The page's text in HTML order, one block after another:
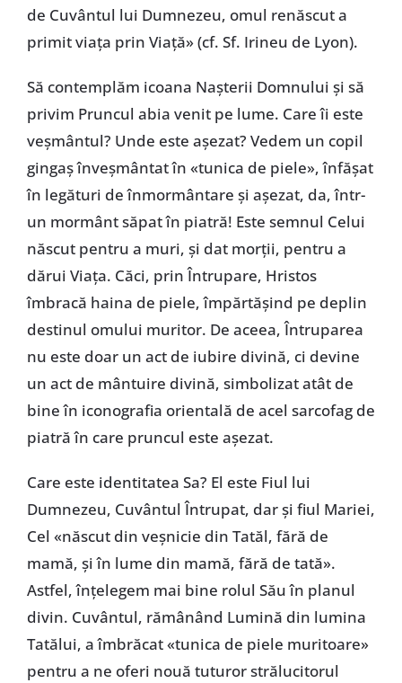
de Cuvântul lui Dumnezeu, omul renăscut a
primit viața prin Viață» (cf. Sf. Irineu de Lyon).
Să contemplăm icoana Nașterii Domnului și să
privim Pruncul abia venit pe lume. Care îi este
veșmântul? Unde este așezat? Vedem un copil
gingaș înveșmântat în «tunica de piele», înfășat
în legături de înmormântare și așezat, da, într-
un mormânt săpat în piatră! Este semnul Celui
născut pentru a muri, și dat morții, pentru a
dărui Viața. Căci, prin Întrupare, Hristos
îmbracă haina de piele, împărtășind pe deplin
destinul omului muritor. De aceea, Întruparea
nu este doar un act de iubire divină, ci devine
un act de mântuire divină, simbolizat atât de
bine în iconografia orientală de acel sarcofag de
piatră în care pruncul este așezat.
Care este identitatea Sa? El este Fiul lui
Dumnezeu, Cuvântul Întrupat, dar și fiul Mariei,
Cel «născut din veșnicie din Tatăl, fără de
mamă, și în lume din mamă, fără de tată».
Astfel, înțelegem mai bine rolul Său în planul
divin. Cuvântul, rămânând Lumină din lumina
Tatălui, a îmbrăcat «tunica de piele muritoare»
pentru a ne oferi nouă tuturor strălucitorul